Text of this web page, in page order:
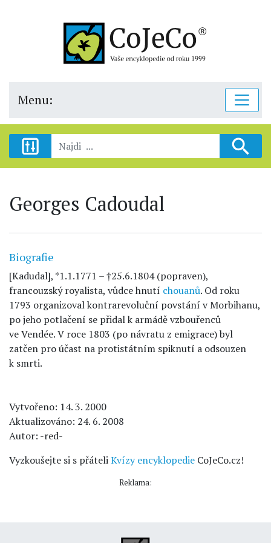
Menu:
Georges Cadoudal
Biografie
[Kadudal], *1.1.1771 – †25.6.1804 (popraven),
francouzský royalista, vůdce hnutí chouanů. Od roku
1793 organizoval kontrarevoluční povstání v Morbihanu,
po jeho potlačení se přidal k armádě vzbouřenců
ve Vendée. V roce 1803 (po návratu z emigrace) byl
zatčen pro účast na protistátním spiknutí a odsouzen
k smrti.
Vytvořeno: 14. 3. 2000
Aktualizováno: 24. 6. 2008
Autor: -red-
Vyzkoušejte si s přáteliKvízy encyklopedie CoJeCo.cz!
Reklama: